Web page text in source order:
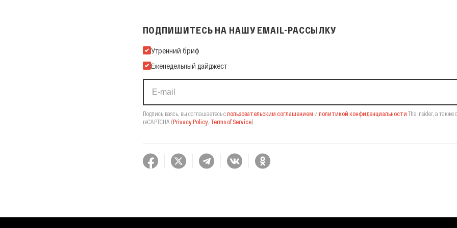
ПОДПИШИТЕСЬ НА НАШУ EMAIL-РАССЫЛКУ
Подпишитесь на нашу Email-рассылку
Утренний бриф
Еженедельный дайджест
Подписываясь, вы соглашаетесь спользовательским соглашением и политикой конфиденциальности The Insider, а также
reCAPTCHA (Privacy Policy, Terms of Service).